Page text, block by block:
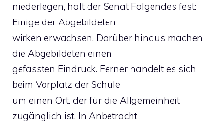
niederlegen, hält der Senat Folgendes fest:
Einige der Abgebildeten
wirken erwachsen. Darüber hinaus machen
die Abgebildeten einen
gefassten Eindruck. Ferner handelt es sich
beim Vorplatz der Schule
um einen Ort, der für die Allgemeinheit
zugänglich ist. In Anbetracht